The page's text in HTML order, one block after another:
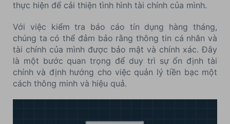
thực hiện để cải thiện tình hình tài chính của mình.
Với việc kiểm tra báo cáo tín dụng hàng tháng,
chúng ta có thể đảm bảo rằng thông tin cá nhân và
tài chính của mình được bảo mật và chính xác. Đây
là một bước quan trọng để duy trì sự ổn định tài
chính và định hướng cho việc quản lý tiền bạc một
cách thông minh và hiệu quả.